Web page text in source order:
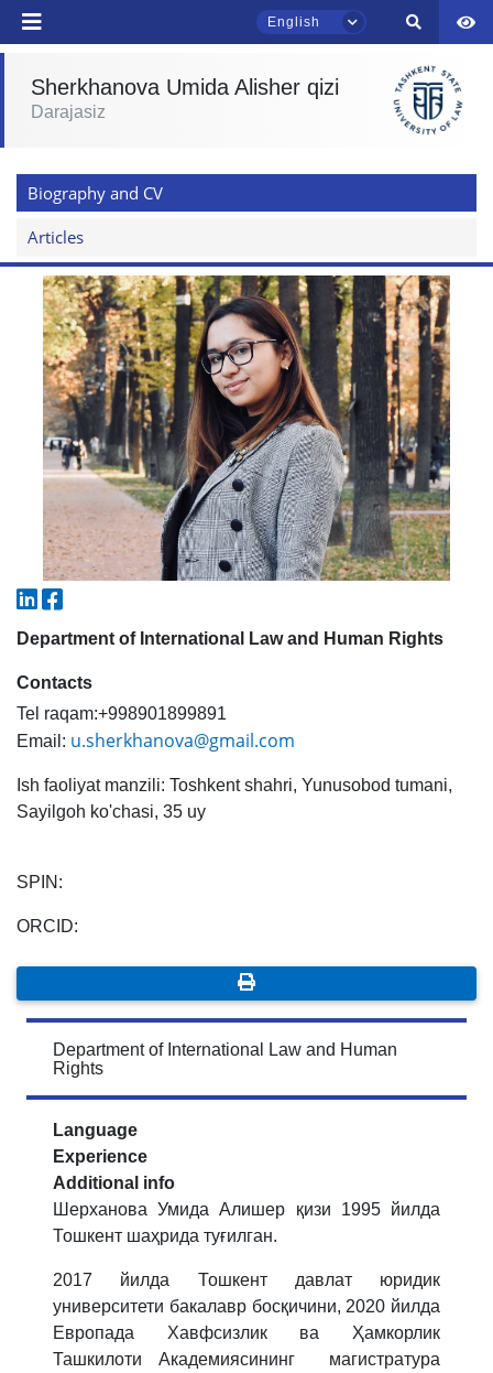
English
Sherkhanova Umida Alisher qizi
Darajasiz
Biography and CV
Articles
Department of International Law and Human Rights
Contacts
Tel raqam:+998901899891
Email: u.sherkhanova@gmail.com
Ish faoliyat manzili: Toshkent shahri, Yunusobod tumani,
Sayilgoh ko'chasi, 35 uy
SPIN:
ORCID:
Department of International Law and Human
Rights
Language
Experience
Additional info
Шерханова Умида Алишер қизи
1995 йилда
Тошкент шаҳрида туғилган.
2017 йилда Тошкент давлат юридик
университети бакалавр босқичини, 2020 йилда
Европада Хавфсизлик ва Ҳамкорлик
Ташкилоти Академиясининг магистратура
Hello! Welcome to the TSUL
admissions chat.
Leave your admissions-related
inquiries here.
Choose a topic — specific questions
will appear:
1. Documents (bachelor) (5) 2. Documents (masters) (4)
3. Interview (bachelor) (8) 4. Interview (masters) (5)
5. Tuition fee (2) 6. Online application (16)
7. Call-center (4) 8. Bachelor quota (1)
9. Master quota (1) ✉️ Write to administrator